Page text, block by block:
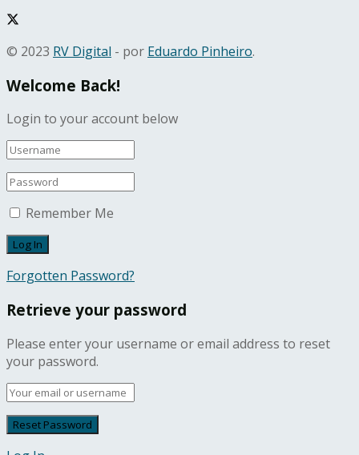
© 2023 RV Digital - por Eduardo Pinheiro.
Welcome Back!
Login to your account below
Remember Me
Forgotten Password?
Retrieve your password
Please enter your username or email address to reset
your password.